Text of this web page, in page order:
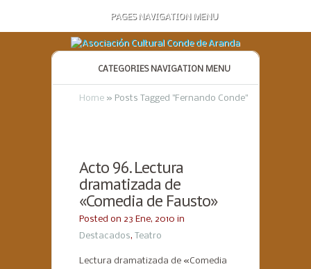
PAGES NAVIGATION MENU
CATEGORIES NAVIGATION MENU
Home » Posts Tagged "Fernando Conde"
Acto 96. Lectura
dramatizada de
«Comedia de Fausto»
Posted on 23 Ene, 2010 in
Destacados, Teatro
Lectura dramatizada de «Comedia